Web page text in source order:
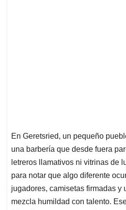
En Geretsried, un pequeño
una barbería que desde fuera
letreros llamativos ni vitrinas de
para notar que algo diferente
jugadores, camisetas firmadas y
mezcla humildad con talento.